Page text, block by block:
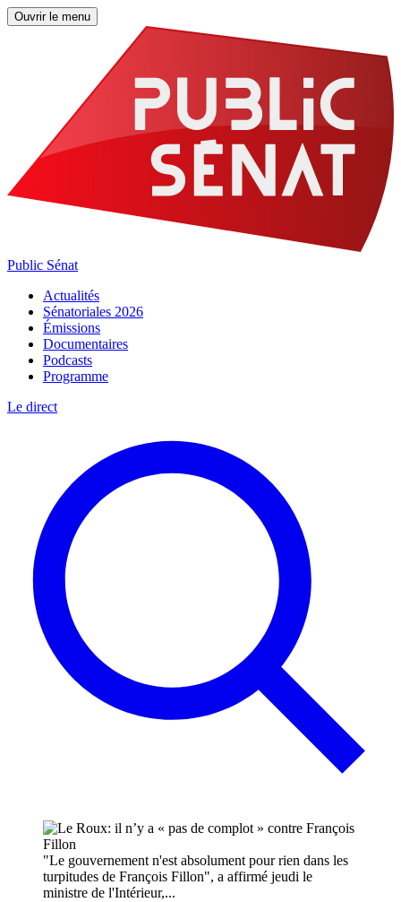
Ouvrir le menu
Public Sénat
Actualités
Sénatoriales 2026
Émissions
Documentaires
Podcasts
Programme
Le direct
"Le gouvernement n'est absolument pour rien dans les
turpitudes de François Fillon", a affirmé jeudi le
ministre de l'Intérieur,...